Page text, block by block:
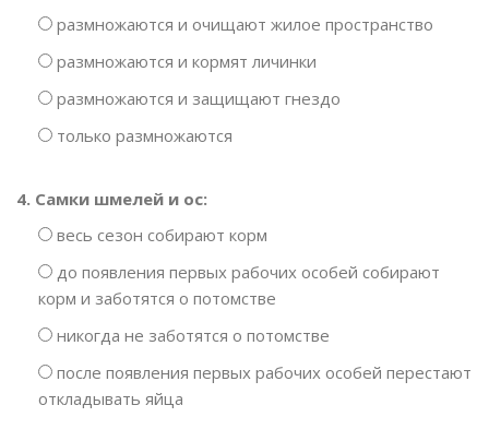
размножаются и очищают жилое пространство
размножаются и кормят личинки
размножаются и защищают гнездо
только размножаются
4. Самки шмелей и ос:
весь сезон собирают корм
до появления первых рабочих особей собирают
корм и заботятся о потомстве
никогда не заботятся о потомстве
после появления первых рабочих особей перестают
откладывать яйца